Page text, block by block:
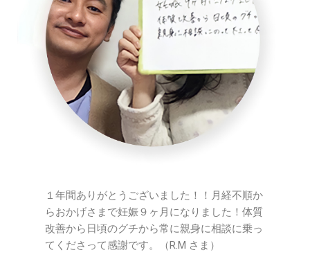
１年間ありがとうございました！！月経不順か
らおかげさまで妊娠９ヶ月になりました！体質
改善から日頃のグチから常に親身に相談に乗っ
てくださって感謝です。（R.M さま）